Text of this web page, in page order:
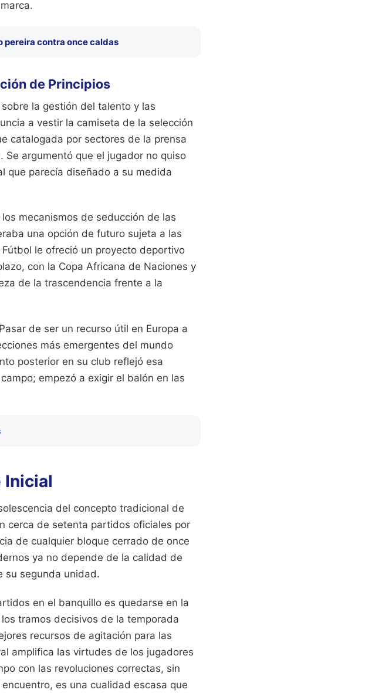
pereira contra once caldas
de Principios
la gestión del talento y las
a vestir la camiseta de la selección
catalogada por sectores de la prensa
argumentó que el jugador no quiso
que parecía diseñado a su medida
mecanismos de seducción de las
una opción de futuro sujeta a las
le ofreció un proyecto deportivo
con la Copa Africana de Naciones y
de la trascendencia frente a la
de ser un recurso útil en Europa a
más emergentes del mundo
posterior en su club reflejó esa
empezó a exigir el balón en las
Inicial
del concepto tradicional de
cerca de setenta partidos oficiales por
de cualquier bloque cerrado de once
ya no depende de la calidad de
su segunda unidad.
en el banquillo es quedarse en la
tramos decisivos de la temporada
recursos de agitación para las
amplifica las virtudes de los jugadores
con las revoluciones correctas, sin
es una cualidad escasa que